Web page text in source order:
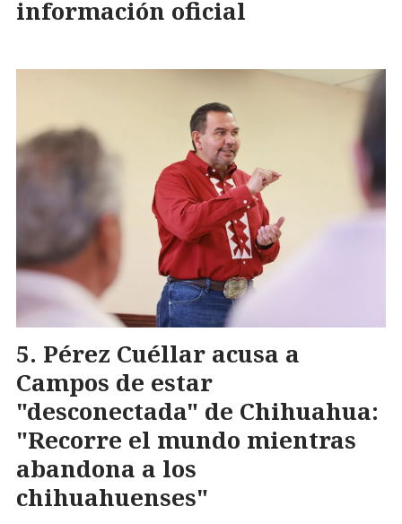
información oficial
Pérez Cuéllar acusa a
Campos de estar
"desconectada" de Chihuahua:
"Recorre el mundo mientras
abandona a los
chihuahuenses"